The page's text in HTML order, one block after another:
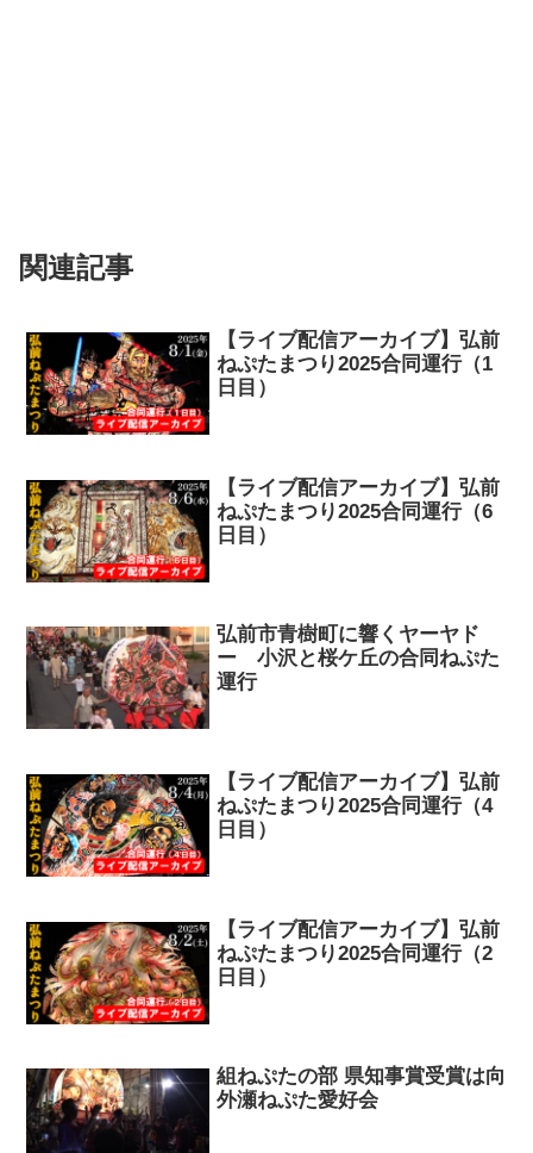
関連記事
【ライブ配信アーカイブ】弘前
ねぷたまつり2025合同運行（1
日目）
【ライブ配信アーカイブ】弘前
ねぷたまつり2025合同運行（6
日目）
弘前市青樹町に響くヤーヤド
ー 小沢と桜ケ丘の合同ねぷた
運行
【ライブ配信アーカイブ】弘前
ねぷたまつり2025合同運行（4
日目）
【ライブ配信アーカイブ】弘前
ねぷたまつり2025合同運行（2
日目）
組ねぷたの部 県知事賞受賞は向
外瀬ねぷた愛好会